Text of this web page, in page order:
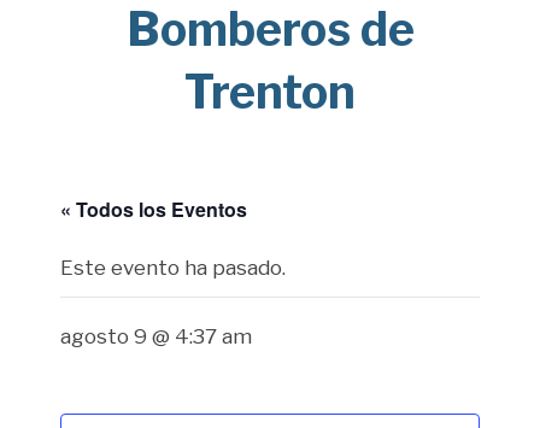
Bomberos de
Trenton
« Todos los Eventos
Este evento ha pasado.
agosto 9 @ 4:37 am